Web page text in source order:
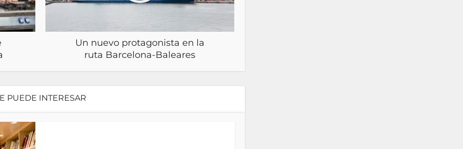
Un nuevo protagonista en la
ruta Barcelona-Baleares
PUEDE INTERESAR